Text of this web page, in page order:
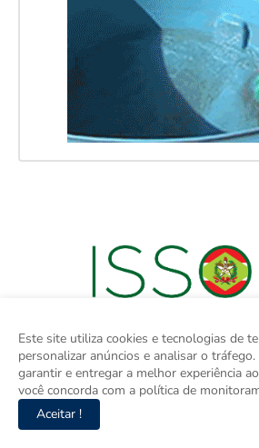
Este site utiliza cookies e tecnologias de
personalizar anúncios e analisar o
garantir e entregar a melhor experiência
você concorda com a política de
Aceitar !